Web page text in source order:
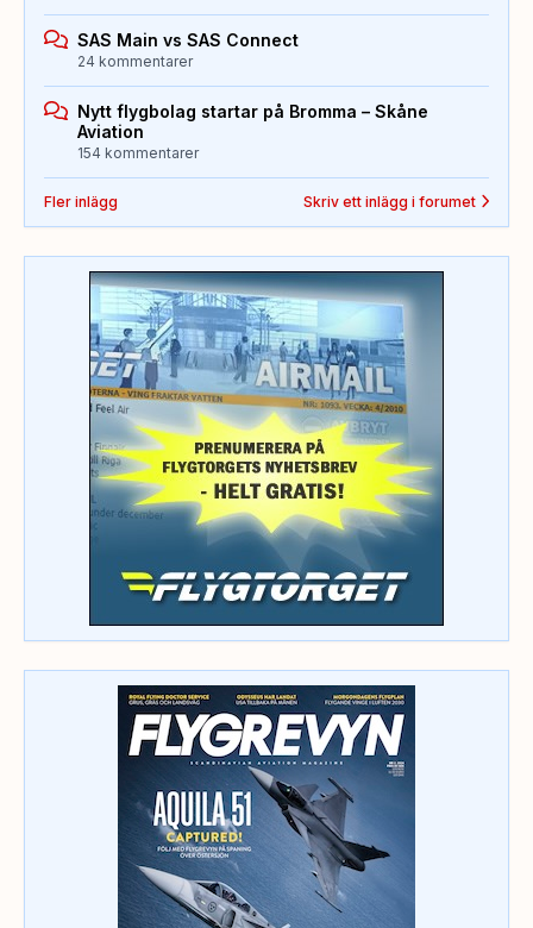
SAS Main vs SAS Connect
24 kommentarer
Nytt flygbolag startar på Bromma – Skåne
Aviation
154 kommentarer
Fler inlägg Skriv ett inlägg i forumet